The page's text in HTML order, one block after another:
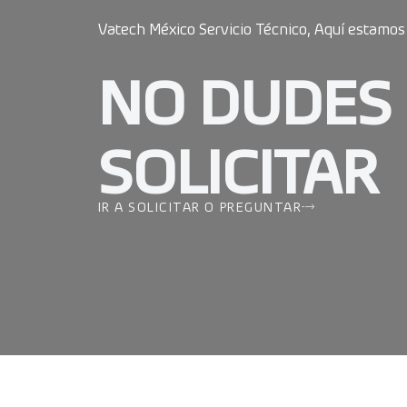
Vatech México Servicio Técnico, Aquí estamos
NO DUDES
SOLICITAR
IR A SOLICITAR O PREGUNTAR